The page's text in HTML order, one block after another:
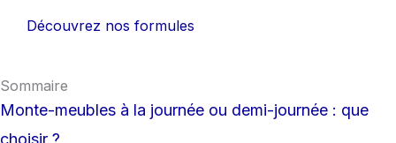
Découvrez nos formules
Sommaire
Monte-meubles à la journée ou demi-journée : que